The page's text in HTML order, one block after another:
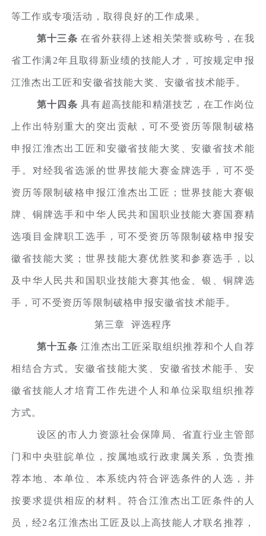
等工作或专项活动，取得良好的工作成果。
第十三条在省外获得上述相关荣誉或称号，在我
省工作满2年且取得新业绩的技能人才，可按规定申报
江淮杰出工匠和安徽省技能大奖、安徽省技术能手。
第十四条具有超高技能和精湛技艺，在工作岗位
上作出特别重大的突出贡献，可不受资历等限制破格
申报江淮杰出工匠和安徽省技能大奖、安徽省技术能
手。对经我省选派的世界技能大赛金牌选手，可不受
资历等限制破格申报江淮杰出工匠；世界技能大赛银
牌、铜牌选手和中华人民共和国职业技能大赛国赛精
选项目金牌职工选手，可不受资历等限制破格申报安
徽省技能大奖；世界技能大赛优胜奖和参赛选手，以
及中华人民共和国职业技能大赛其他金、银、铜牌选
手，可不受资历等限制破格申报安徽省技术能手。
第三章 评选程序
第十五条江淮杰出工匠采取组织推荐和个人自荐
相结合方式。安徽省技能大奖、安徽省技术能手、安
徽省技能人才培育工作先进个人和单位采取组织推荐
方式。
设区的市人力资源社会保障局、省直行业主管部
门和中央驻皖单位，按属地或行政隶属关系，负责推
荐本地、本单位、本系统内符合评选条件的人选，并
按要求提供相应的材料。符合江淮杰出工匠条件的人
员，经2名江淮杰出工匠及以上高技能人才联名推荐，